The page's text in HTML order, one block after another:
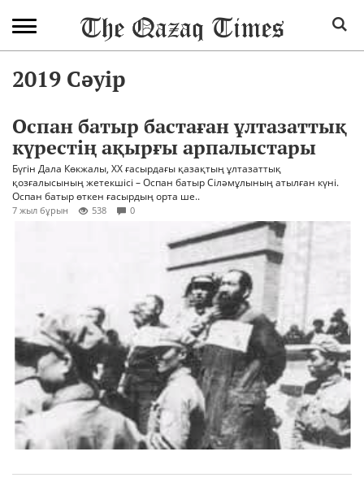
2019 Сәуір
Оспан батыр бастаған ұлтазаттық
күрестің ақырғы арпалыстары
Бүгін Дала Көкжалы, XX ғасырдағы қазақтың ұлтазаттық
қозғалысының жетекшісі – Оспан батыр Сіләмұлының атылған күні.
Оспан батыр өткен ғасырдың орта ше..
7 жыл бұрын 538 0